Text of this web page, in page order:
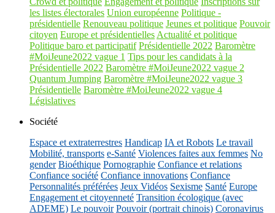
les listes électorales Union européenne Politique -
présidentielle Renouveau politique Jeunes et politique Pouvoir
citoyen Europe et présidentielles Actualité et politique
Politique baro et participatif Présidentielle 2022 Baromètre
#MoiJeune2022 vague 1 Tips pour les candidats à la
Présidentielle 2022 Baromètre #MoiJeune2022 vague 2
Quantum Jumping Baromètre #MoiJeune2022 vague 3
Présidentielle Baromètre #MoiJeune2022 vague 4
Législatives
Société
Espace et extraterrestres Handicap IA et Robots Le travail
Mobilité, transports e-Santé Violences faites aux femmes No
gender Bioéthique Pornographie Confiance et relations
Confiance société Confiance innovations Confiance
Personnalités préférées Jeux Vidéos Sexisme Santé Europe
Engagement et citoyenneté Transition écologique (avec
ADEME) Le pouvoir Pouvoir (portrait chinois) Coronavirus